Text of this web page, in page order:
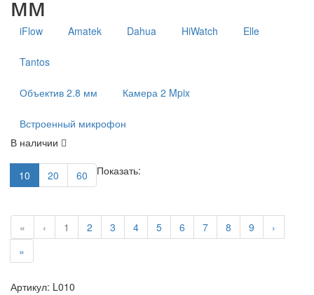
iFlow Amatek Dahua HiWatch Elle
Tantos
Объектив 2.8 мм Камера 2 Mpix
Встроенный микрофон
В наличии
Показать:
10 20 60
« ‹ 1 2 3 4 5 6 7 8 9
›
»
Артикул: L010